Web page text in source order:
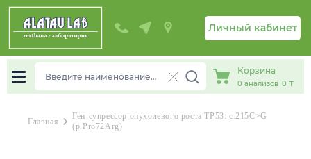
Личный кабинет
Корзина
0 анализов 0 ₸
Главная chevron_right
Ген-супрессор опухолевого роста TP53: c.215C>G
(p.Pro72Arg)